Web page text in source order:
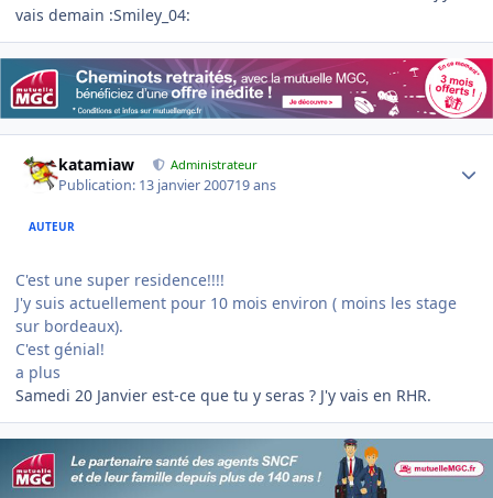
vais demain :Smiley_04:
katamiaw Administrateur
Publication: 13 janvier 200719 ans
AUTEUR
C'est une super residence!!!!
J'y suis actuellement pour 10 mois environ ( moins les stage
sur bordeaux).
C'est génial!
a plus
Samedi 20 Janvier est-ce que tu y seras ? J'y vais en RHR.